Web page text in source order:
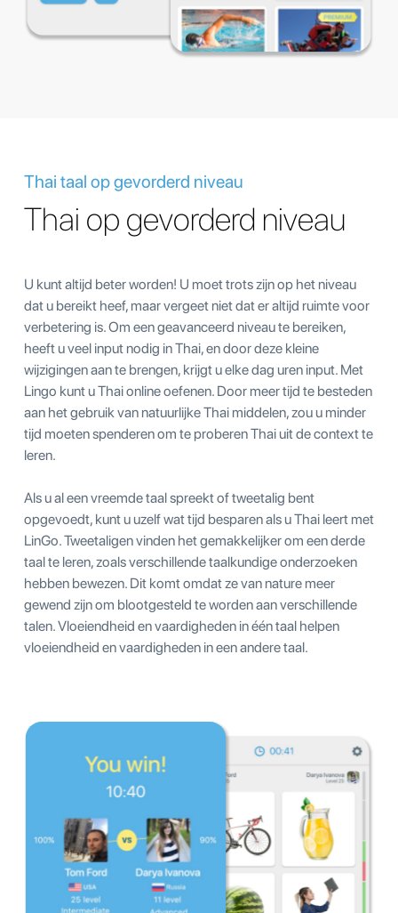
Thai taal op gevorderd niveau
Thai op gevorderd niveau
U kunt altijd beter worden! U moet trots zijn op het niveau
dat u bereikt heef, maar vergeet niet dat er altijd ruimte voor
verbetering is. Om een geavanceerd niveau te bereiken,
heeft u veel input nodig in Thai, en door deze kleine
wijzigingen aan te brengen, krijgt u elke dag uren input. Met
Lingo kunt u Thai online oefenen. Door meer tijd te besteden
aan het gebruik van natuurlijke Thai middelen, zou u minder
tijd moeten spenderen om te proberen Thai uit de context te
leren.
Als u al een vreemde taal spreekt of tweetalig bent
opgevoedt, kunt u uzelf wat tijd besparen als u Thai leert met
LinGo. Tweetaligen vinden het gemakkelijker om een derde
taal te leren, zoals verschillende taalkundige onderzoeken
hebben bewezen. Dit komt omdat ze van nature meer
gewend zijn om blootgesteld te worden aan verschillende
talen. Vloeiendheid en vaardigheden in één taal helpen
vloeiendheid en vaardigheden in een andere taal.